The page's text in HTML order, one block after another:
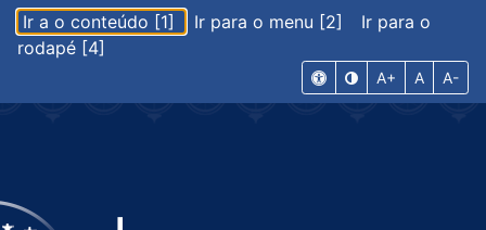
Ir a o conteúdo [1] Ir para o menu [2]
Ir para o
rodapé [4]
A+ A A-